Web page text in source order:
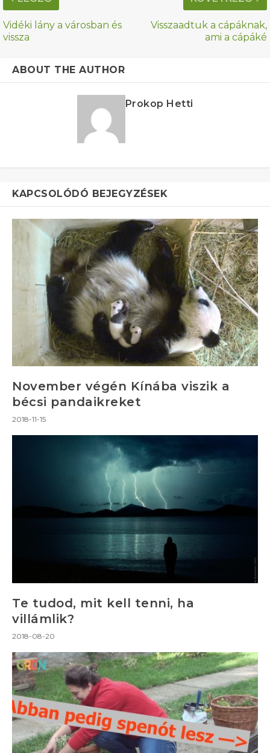
Vidéki lány a városban és
vissza
Visszaadtuk a cápáknak,
ami a cápáké
ABOUT THE AUTHOR
Prokop Hetti
KAPCSOLÓDÓ BEJEGYZÉSEK
November végén Kínába viszik a
bécsi pandaikreket
2018-11-15
Te tudod, mit kell tenni, ha
villámlik?
2018-08-20